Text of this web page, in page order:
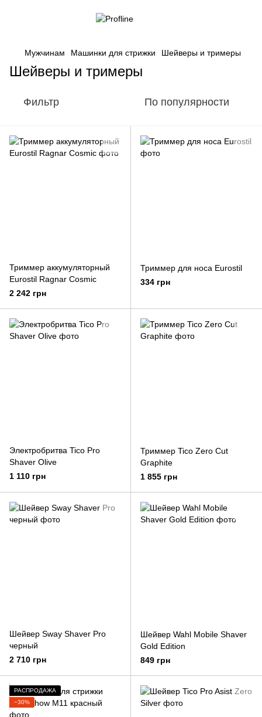
Мужчинам Машинки для стрижки Шейверы и тримеры
Шейверы и тримеры
Фильтр По популярности
Триммер аккумуляторный
Eurostil Ragnar Cosmic
2 242 грн
Триммер для носа Eurostil
334 грн
Электробритва Tico Pro
Shaver Olive
1 110 грн
Триммер Tico Zero Cut
Graphite
1 855 грн
Шейвер Sway Shaver Pro
черный
2 710 грн
Шейвер Wahl Mobile Shaver
Gold Edition
849 грн
РАСПРОДАЖА
−30%